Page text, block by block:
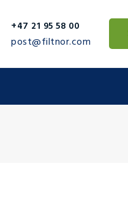
+47 21 95 58 00
post@filtnor.com